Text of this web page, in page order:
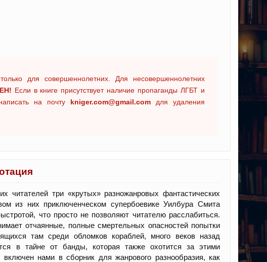
для совершеннолетних. Для несовершеннолетних
Если в книге присутствует наличие пропаганды ЛГБТ и
на почту kniger.com@gmail.com для удаления
три «крутых» разножанровых фантастических
из них приключенческом супербоевике Уилбура Смита
что просто не позволяют читателю расслабиться.
отчаянные, полные смертельных опасностей попытки
там среди обломков кораблей, много веков назад
в тайне от банды, которая также охотится за этими
нами в сборник для жанрового разнообразия, как